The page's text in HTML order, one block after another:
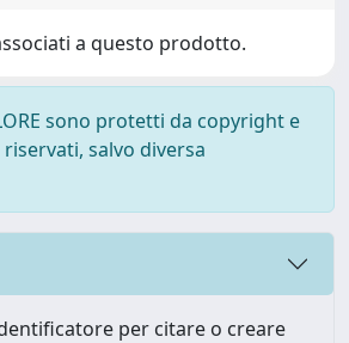
a questo prodotto.
sono protetti da copyright e
salvo diversa
per citare o creare